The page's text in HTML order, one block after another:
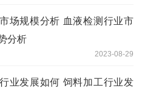
场规模分析 血液检测行业市
分析
2023-08-29
业发展如何 饲料加工行业发